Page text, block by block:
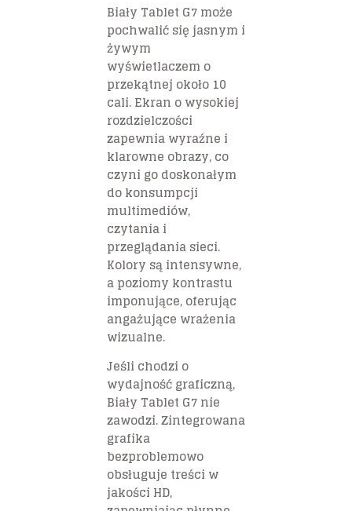
Biały Tablet G7 może
pochwalić się jasnym i
żywym
wyświetlaczem o
przekątnej około 10
cali. Ekran o wysokiej
rozdzielczości
zapewnia wyraźne i
klarowne obrazy, co
czyni go doskonałym
do konsumpcji
multimediów,
czytania i
przeglądania sieci.
Kolory są intensywne,
a poziomy kontrastu
imponujące, oferując
angażujące wrażenia
wizualne.
Jeśli chodzi o
wydajność graficzną,
Biały Tablet G7 nie
zawodzi. Zintegrowana
grafika
bezproblemowo
obsługuje treści w
jakości HD,